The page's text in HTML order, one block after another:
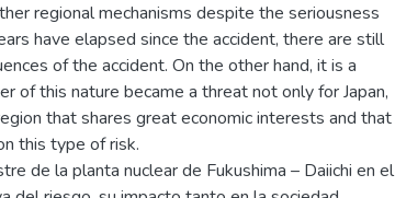
regional mechanisms despite the seriousness
have elapsed since the accident, there are still
of the accident. On the other hand, it is a
of this nature became a threat not only for Japan,
that shares great economic interests and that
this type of risk.
de la planta nuclear de Fukushima – Daiichi en el